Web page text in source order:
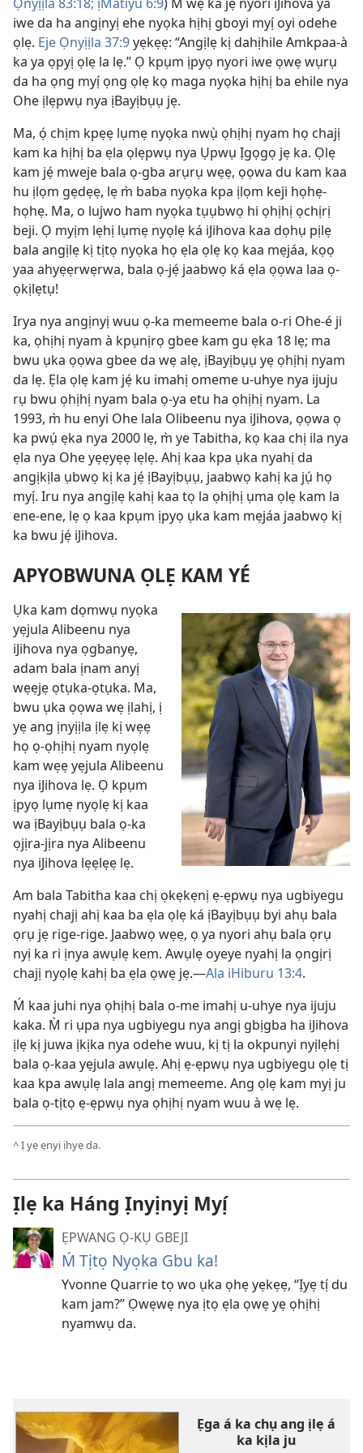
iwe da ha angịnyị ehe nyọka hịhị gboyi myị́ oyi odehe
ọlẹ. Eje Ọnyịịla 37:9yẹkẹẹ: “Angịlẹ kị dahịhile Amkpaa-à
ka ya ọpyị ọlẹ la lẹ.” Ọ kpụm ịpyọ nyori iwe ọwẹ wụrụ
da ha ọng myị́ ọng ọlẹ kọ maga nyọka hịhị ba ehile nya
Ohe ịlẹpwụ nya ịBayịbụụ jẹ.
Ma, ọ́ chịm kpẹẹ lụmẹ nyọka nwụ̀ ọhịhị nyam họ chajị
kam ka hịhị ba ẹla ọlẹpwụ nya Ụpwụ Ịgọgọ jẹ ka. Ọlẹ
kam jẹ́ mweje bala ọ-gba arụrụ wẹẹ, ọọwa du kam kaa
hu ịlọm gẹdẹẹ, lẹ m̀ baba nyọka kpa ịlọm keji họhẹ-
họhẹ. Ma, o lujwo ham nyọka tụụbwọ hi ọhịhị ọchịrị
beji. Ọ myịm lẹhị lụmẹ nyọlẹ ká iJihova kaa dọhụ pịlẹ
bala angịlẹ kị tịtọ nyọka họ ẹla ọlẹ kọ kaa mẹjáa, kọọ
yaa ahyẹẹrwẹrwa, bala ọ-jẹ́ jaabwọ ká ẹla ọọwa laa ọ-
ọkịlẹtụ!
Irya nya angịnyị wuu ọ-ka memeeme bala o-ri Ohe-é ji
ka, ọhịhị nyam à kpụnịrọ gbee kam gu ẹka 18 lẹ; ma
bwu ụka ọọwa gbee da wẹ alẹ, ịBayịbụụ yẹ ọhịhị nyam
da lẹ. Ẹla ọlẹ kam jẹ́ ku imahị omeme u-uhye nya ijuju
rụ bwu ọhịhị nyam bala ọ-ya etu ha ọhịhị nyam. La
1993, m̀ hu enyi Ohe lala Olibeenu nya iJihova, ọọwa ọ
ka pwụ́ ẹka nya 2000 lẹ, m̀ ye Tabitha, kọ kaa chị ila nya
ẹla nya Ohe yẹẹyẹẹ lẹlẹ. Ahị kaa kpa ụka nyahị da
angịkịla ụbwọ kị ka jẹ́ ịBayịbụụ, jaabwọ kahị ka jụ́ họ
myị́. Iru nya angịlẹ kahị kaa tọ la ọhịhị ụma ọlẹ kam la
ene-ene, lẹ ọ kaa kpụm ịpyọ ụka kam mẹjáa jaabwọ kị
ka bwu jẹ́ iJihova.
APYOBWUNA ỌLẸ KAM YÉ
Ụka kam dọmwụ nyọka
yẹjula Alibeenu nya
iJihova nya ọgbanyẹ,
adam bala ịnam anyị
wẹẹjẹ ọtụka-ọtụka. Ma,
bwu ụka ọọwa wẹ ịlahị, ị
yẹ ang ịnyịịla ịlẹ kị wẹẹ
họ ọ-ọhịhị nyam nyọlẹ
kam wẹẹ yẹjula Alibeenu
nya iJihova lẹ. Ọ kpụm
ịpyọ lụmẹ nyọlẹ kị kaa
wa ịBayịbụụ bala ọ-ka
ọjịra-jịra nya Alibeenu
nya iJihova lẹẹlẹẹ lẹ.
Am bala Tabitha kaa chị ọkẹkẹnị ẹ-ẹpwụ nya ugbiyegu
nyahị chajị ahị kaa ba ẹla ọlẹ ká ịBayịbụụ byi ahụ bala
ọrụ jẹ rige-rige. Jaabwọ wẹẹ, ọ ya nyori ahụ bala ọrụ
nyị ka ri ịnya awụlẹ kem. Awụlẹ oyeye nyahị la ọngịrị
chajị nyọlẹ kahị ba ẹla ọwẹ jẹ.​​—Ala iHiburu 13:4.
Ḿ kaa juhi nya ọhịhị bala o-me imahị u-uhye nya ijuju
kaka. M̀ ri ụpa nya ugbiyegu nya angị gbịgba ha iJihova
ịlẹ kị juwa ịkịka nya odehe wuu, kị tị la okpunyi nyịlẹhị
bala ọ-kaa yẹjula awụlẹ. Ahị ẹ-ẹpwụ nya ugbiyegu ọlẹ tị
kaa kpa awụlẹ lala angị memeeme. Ang ọlẹ kam myị ju
bala ọ-tịtọ ẹ-ẹpwụ nya ọhịhị nyam wuu à wẹ lẹ.
^Ị yẹ ẹnyị ịhyẹ da.
Ịlẹ ka Háng Ịnyịnyị Myị́
ẸPWANG Ọ-KỤ GBEJI
Ḿ Tịtọ Nyọka Gbu ka!
Yvonne Quarrie tọ wo ụka ọhẹ yẹkẹẹ, “Ịyẹ tị́ du
kam jam?” Ọwẹwẹ nya ịtọ ẹla ọwẹ yẹ ọhịhị
nyamwụ da.
Ẹga á ka chụ ang ịlẹ á
ka kịla ju